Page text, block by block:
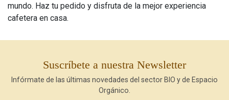
mundo. Haz tu pedido y disfruta de la mejor experiencia
cafetera en casa.
Suscríbete a nuestra Newsletter
Infórmate de las últimas novedades del sector BIO y de Espacio
Orgánico.